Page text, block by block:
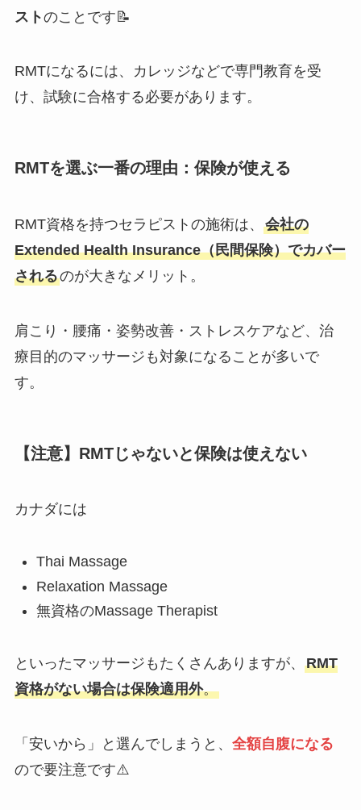
ストのことです📝
RMTになるには、カレッジなどで専門教育を受
け、試験に合格する必要があります。
RMTを選ぶ一番の理由：保険が使える
RMT資格を持つセラピストの施術は、 会社の
Extended Health Insurance（民間保険）でカバー
されるのが大きなメリット。
肩こり・腰痛・姿勢改善・ストレスケアなど、治
療目的のマッサージも対象になることが多いで
す。
【注意】RMTじゃないと保険は使えない
カナダには
Thai Massage
Relaxation Massage
無資格のMassage Therapist
といったマッサージもたくさんありますが、 RMT
資格がない場合は保険適用外。
「安いから」と選んでしまうと、 全額自腹になる
ので要注意です⚠️